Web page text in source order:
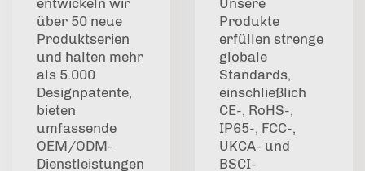
entwickeln wir
über 50 neue
Produktserien
und halten mehr
als 5.000
Designpatente,
bieten
umfassende
OEM/ODM-
Dienstleistungen
Unsere
Produkte
erfüllen strenge
globale
Standards,
einschließlich
CE-, RoHS-,
IP65-, FCC-,
UKCA- und
BSCI-